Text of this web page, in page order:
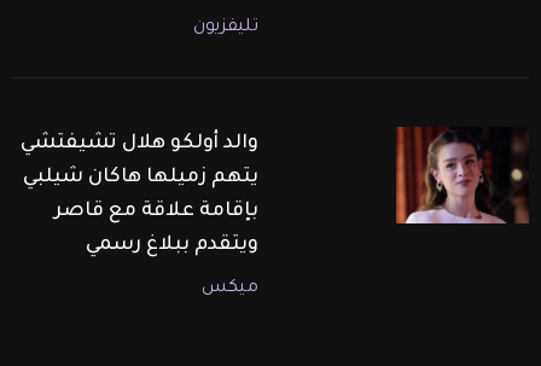
تليفزيون
والد أولكو هلال تشيفتشي
يتهم زميلها هاكان شيلبي
بإقامة علاقة مع قاصر
ويتقدم ببلاغ رسمي
ميكس